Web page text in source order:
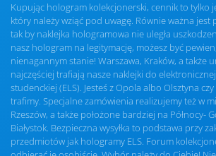
Kupując hologram kolekcjonerski, cennik to tylko
który należy wziąć pod uwagę. Równie ważna jest
tak by naklejka hologramowa nie uległa
nasz hologram na legitymację, możesz być
nienagannym stanie! Warszawa, Kraków, a także
najczęściej trafiają nasze naklejki do
studenckiej (ELS). Jesteś z Opola albo Olsztyna
trafimy. Specjalne zamówienia realizujemy też w
Rzeszów, a także położone bardziej na Północy-
Białystok. Bezpieczna wysyłka to podstawa przy
przedmiotów jak hologramy ELS. Forum